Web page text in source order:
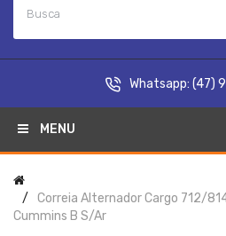
Whatsapp: (47)
MENU
Correia Alternador Cargo
Cummins B S/ar